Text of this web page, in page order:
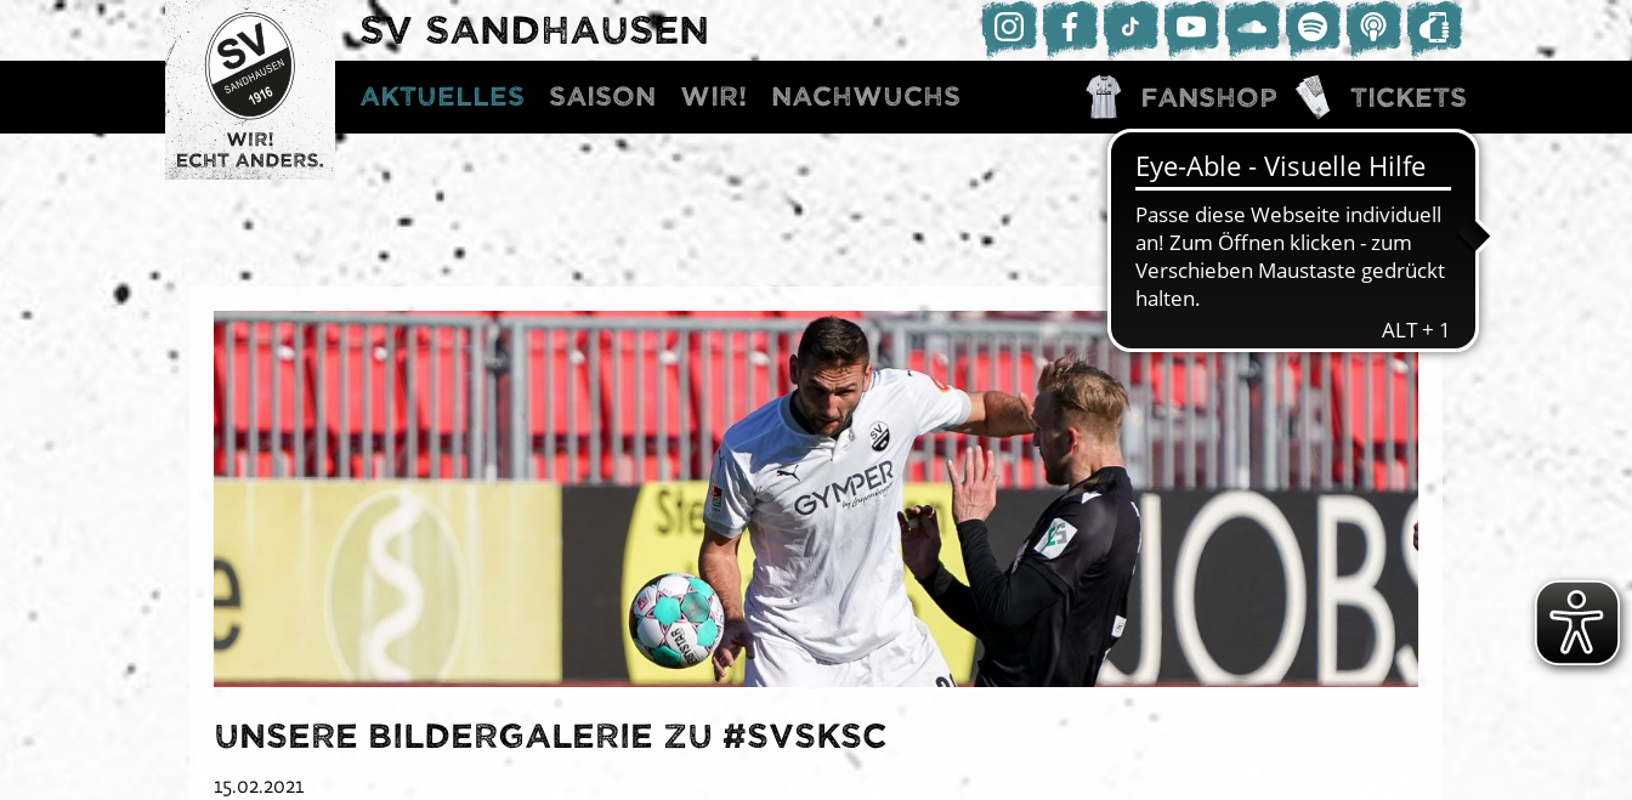
SV SANDHAUSEN
Aktuelles Saison WIR! Nachwuchs Fanshop Tickets
Unsere Bildergalerie zu #SVSKSC
15.02.2021